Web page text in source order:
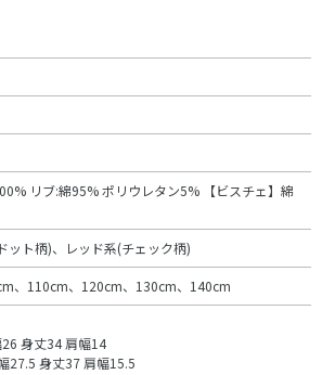
リブ:綿95% ポリウレタン5% 【ビスチェ】綿
ット柄)、レッド系(チェック柄)
、110cm、120cm、130cm、140cm
身丈34 肩幅14
27.5 身丈37 肩幅15.5